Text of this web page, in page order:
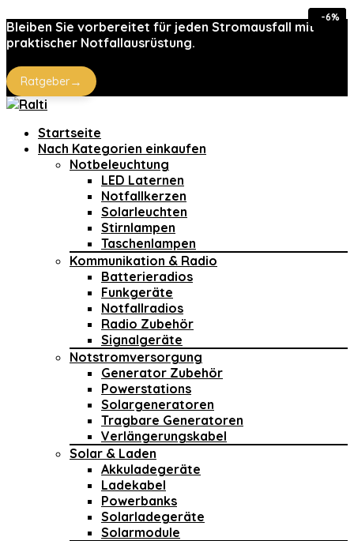
Bleiben Sie vorbereitet für jeden Stromausfall mit
praktischer Notfallausrüstung.
Ratgeber→
Startseite
Nach Kategorien einkaufen
Notbeleuchtung
LED Laternen
Notfallkerzen
Solarleuchten
Stirnlampen
Taschenlampen
Kommunikation & Radio
Batterieradios
Funkgeräte
Notfallradios
Radio Zubehör
Signalgeräte
Notstromversorgung
Generator Zubehör
Powerstations
Solargeneratoren
Tragbare Generatoren
Verlängerungskabel
Solar & Laden
Akkuladegeräte
Ladekabel
Powerbanks
Solarladegeräte
Solarmodule
-29%
-27%
-30%
-6%